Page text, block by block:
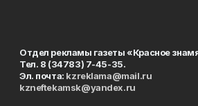
Отдел рекламы газеты «Красное
Тел. 8 (34783) 7-45-35.
Эл. почта: kzreklama@mail.ru
kzneftekamsk@yandex.ru